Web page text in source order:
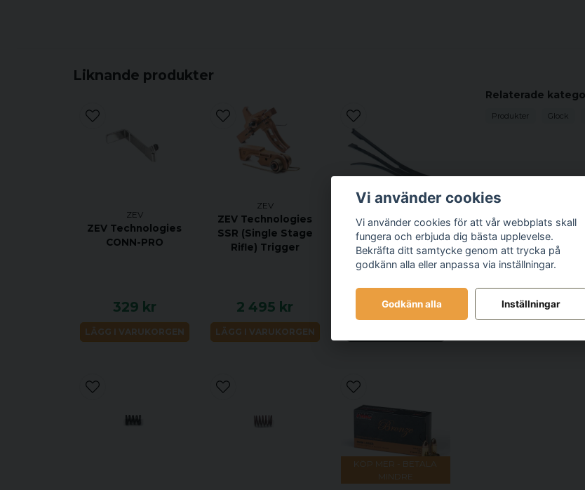
Liknande produkter
ZEV
ZEV Technologies
CONN-PRO
329 kr
LÄGG I VARUKORGEN
ZEV
ZEV Technologies
SSR (Single Stage
Rifle) Trigger
2 495 kr
LÄGG I VARUKORGEN
BROWNELLS
BROWNELLS Light
Pull Sear Spring For
199 kr
KÖP MER - BETALA
MINDRE
Relaterade
Produkter Glock
Vi använder cookies
Vi använder cookies för att vår webbplats skall
fungera och erbjuda dig bästa upplevelse.
Bekräfta ditt samtycke genom att trycka på
godkänn alla eller anpassa via inställningar.
Godkänn alla Inställningar